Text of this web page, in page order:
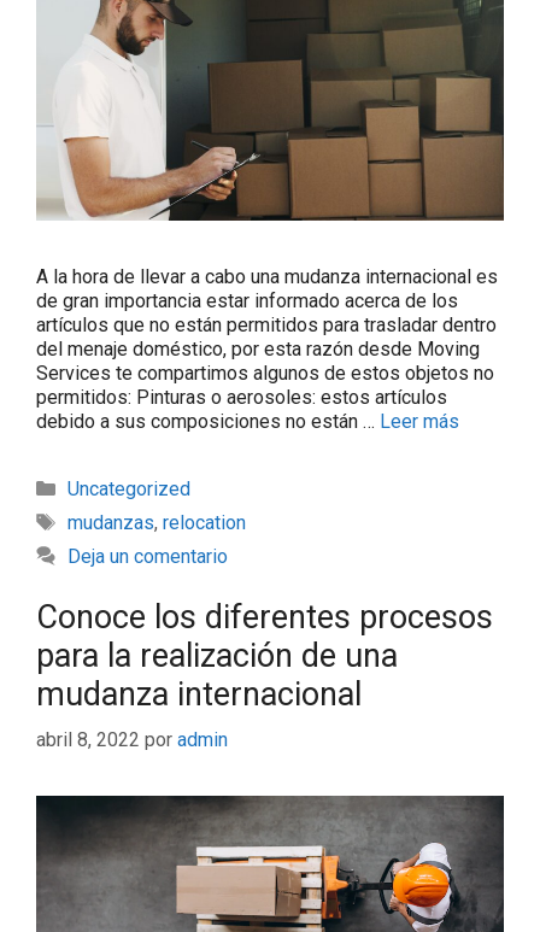
A la hora de llevar a cabo una mudanza internacional es
de gran importancia estar informado acerca de los
artículos que no están permitidos para trasladar dentro
del menaje doméstico, por esta razón desde Moving
Services te compartimos algunos de estos objetos no
permitidos: Pinturas o aerosoles: estos artículos
debido a sus composiciones no están … Leer más
Uncategorized
mudanzas, relocation
Deja un comentario
Conoce los diferentes procesos
para la realización de una
mudanza internacional
abril 8, 2022 por admin